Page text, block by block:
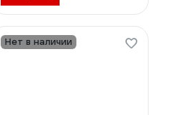
Нет в наличии